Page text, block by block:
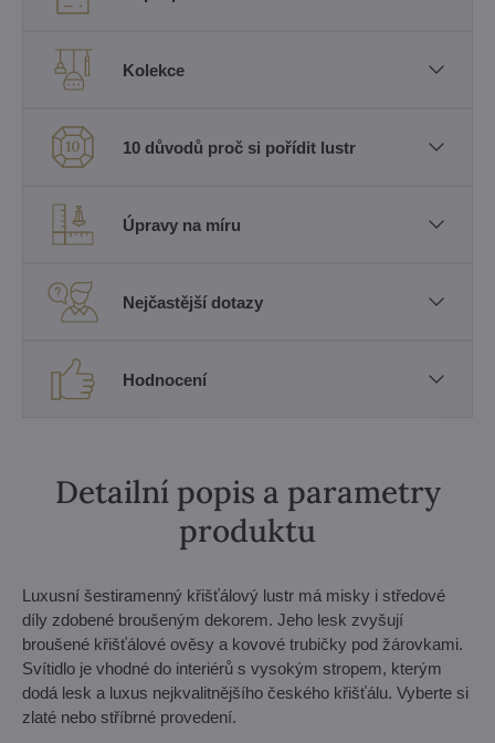
Kolekce
10 důvodů proč si pořídit lustr
Úpravy na míru
Nejčastější dotazy
Hodnocení
Detailní popis a parametry
produktu
Luxusní šestiramenný křišťálový lustr má misky i středové
díly zdobené broušeným dekorem. Jeho lesk zvyšují
broušené křišťálové ověsy a kovové trubičky pod žárovkami.
Svítidlo je vhodné do interiérů s vysokým stropem, kterým
dodá lesk a luxus nejkvalitnějšího českého křišťálu. Vyberte si
zlaté nebo stříbrné provedení.